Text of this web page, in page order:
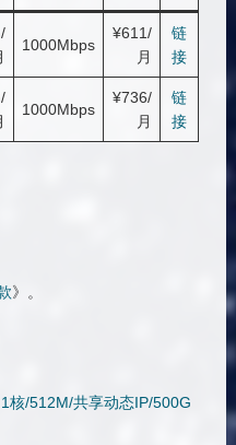
1000Mbps
¥611/
月
链
接
1000Mbps
¥736/
月
链
接
》。
核/512M/共享动态IP/500G